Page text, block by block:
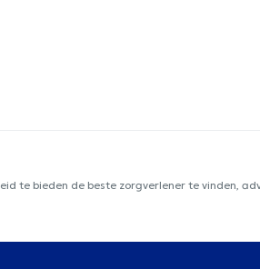
te bieden de beste zorgverlener te vinden,